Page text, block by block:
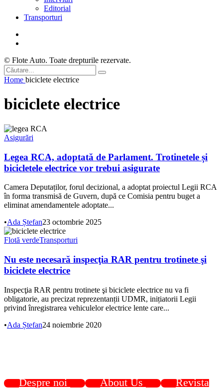
Editorial
Transporturi
© Flote Auto. Toate drepturile rezervate.
Home biciclete electrice
biciclete electrice
Asigurări
Legea RCA, adoptată de Parlament. Trotinetele și
bicicletele electrice vor trebui asigurate
Camera Deputaților, forul decizional, a adoptat proiectul Legii RCA
în forma transmisă de Guvern, după ce Comisia pentru buget a
eliminat amendamentele adoptate...
•Ada Ștefan23 octombrie 2025
Flotă verdeTransporturi
Nu este necesară inspecţia RAR pentru trotinete şi
biciclete electrice
Inspecţia RAR pentru trotinete şi biciclete electrice nu va fi
obligatorie, au precizat reprezentanții UDMR, inițiatorii Legii
privind înregistrarea vehiculelor electrice lente care...
•Ada Ștefan24 noiembrie 2020
Despre noi About Us
Revista